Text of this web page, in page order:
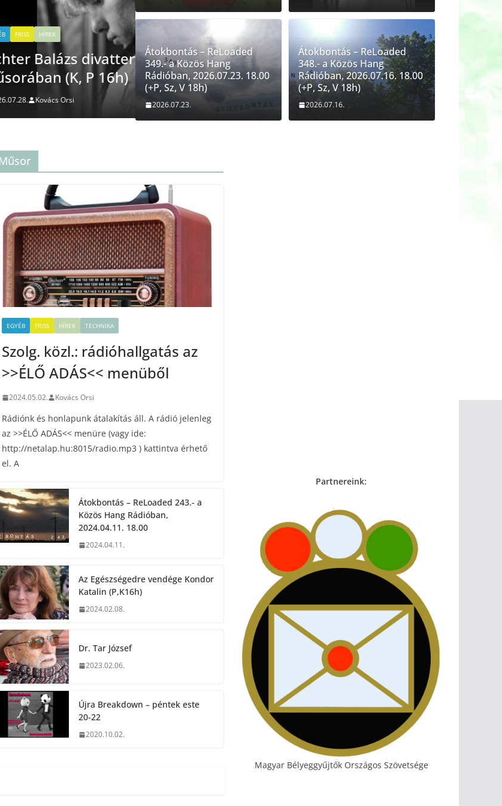
Átokbontás – ReLoaded 349.- a Közös Hang
Rádióban, 2026.07.23. 18.00 (+P, Sz, V 18h)
2026.07.23. Kovács Orsi
Átokbontás – ReLoaded
349.- a Közös Hang
Rádióban, 2026.07.23. 18.00
(+P, Sz, V 18h)
2026.07.23.
Átokbontás – ReLoaded
348.- a Közös Hang
Rádióban, 2026.07.16. 18.00
(+P, Sz, V 18h)
2026.07.16.
EGYÉB FRISS HÍREK TECHNIKA
Szolg. közl.: rádióhallgatás az
>>ÉLŐ ADÁS<< menüből
2024.05.02. Kovács Orsi
Rádiónk és honlapunk átalakítás áll. A rádió jelenleg
az >>ÉLŐ ADÁS<< menüre (vagy ide:
http://netalap.hu:8015/radio.mp3 ) kattintva érhető
el. A
Átokbontás – ReLoaded 243.- a
Közös Hang Rádióban,
2024.04.11. 18.00
2024.04.11.
Az Egészségedre vendége Kondor
Katalin (P,K16h)
2024.02.08.
Dr. Tar József
2023.02.06.
Újra Breakdown – péntek este
20-22
2020.10.02.
Partnereink:
Magyar Bélyeggyűjtők Országos Szövetsége